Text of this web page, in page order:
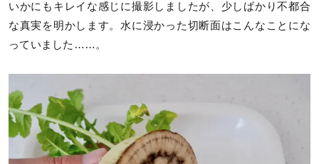
いかにもキレイな感じに撮影しましたが、少しばかり不都合
な真実を明かします。水に浸かった切断面はこんなことにな
っていました……。